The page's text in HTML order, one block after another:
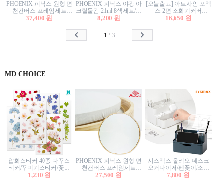
PHOENIX 피닉스 원형 면
천캔버스 프레임세트
40cm/원형캔버스/플로팅
37,400 원
PHOENIX 피닉스 야광 아
크릴물감 21ml 8색세트/야
광물감
8,200 원
[오늘출고] 아트사인 포멕
스 2면 소화기커버
1470/1471/소화기커버/소
함/소화기거치대/소화기
16,650 원
1 / 3
MD CHOICE
압화스티커 40종 다꾸스
티커/꾸미기스티커/꽃스
티커/압화꽃책갈피/팬시
1,230 원
PHOENIX 피닉스 원형 면
천캔버스 프레임세트
30cm/원형캔버스/플로팅
27,500 원
시스맥스 올리오 데스크
오거나이저/펜꽂이/소품
꽂이/소품함/정리함/수납
7,800 원